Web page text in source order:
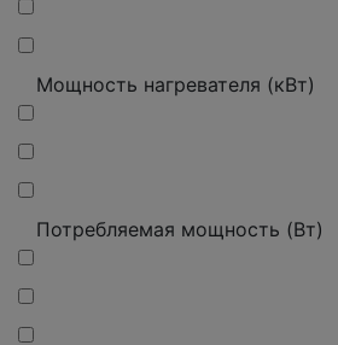
Мощность нагревателя (кВт)
Потребляемая мощность (Вт)